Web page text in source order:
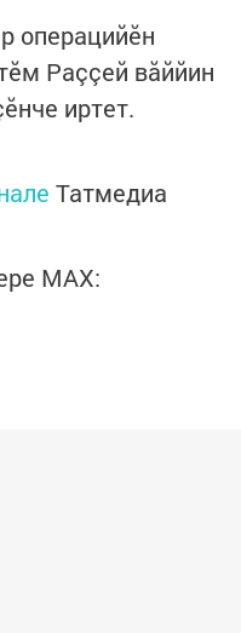
операцийӗн
Раççей вăййин
иртет.
Татмедиа
MАХ: